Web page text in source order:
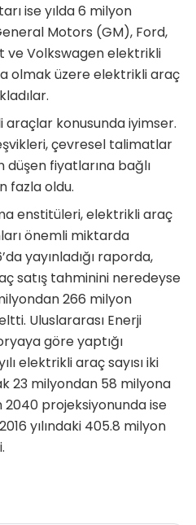
ise yılda 6 milyon
Motors (GM), Ford,
ve Volkswagen elektrikli
olmak üzere elektrikli araç
araçlar konusunda iyimser.
çevresel talimatlar
düşen fiyatlarına bağlı
fazla oldu.
enstitüleri, elektrikli araç
önemli miktarda
yayınladığı raporda,
satış tahminini neredeyse
266 milyon
Uluslararası Enerji
göre yaptığı
elektrikli araç sayısı iki
23 milyondan 58 milyona
2040 projeksiyonunda ise
yılındaki 405.8 milyon